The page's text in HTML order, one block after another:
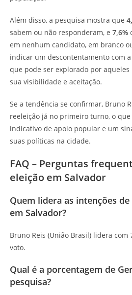
Além disso, a pesquisa mostra que
sabem ou não responderam, e 7,6%
em nenhum candidato, em branco
indicar um descontentamento com
que pode ser explorado por
sua visibilidade e aceitação.
Se a tendência se confirmar, Bruno
reeleição já no primeiro turno, o
indicativo de apoio popular e um
suas políticas na cidade.
FAQ – Perguntas
eleição em Salvador
Quem lidera as intenções
em Salvador?
Bruno Reis (União Brasil) lidera com
voto.
Qual é a porcentagem de
pesquisa?